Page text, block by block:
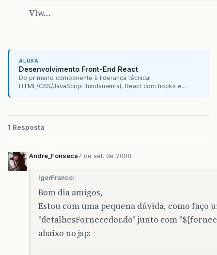
Vlw…
ALURA
Desenvolvimento Front-End React
Do primeiro componente à liderança técnica!
HTML/CSS/JavaScript fundamental, React com hooks e...
1 Resposta
Andre_Fonseca7 de set. de 2008
IgorFranco:
Bom dia amigos,
Estou com uma pequena dúvida, como faço
"detalhesFornecedor.do" junto com
abaixo no jsp: